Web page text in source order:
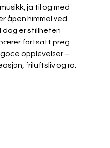
ja til og med
åpen himmel ved
dag er stillheten
bærer fortsatt preg
opplevelser –
friluftsliv og ro.